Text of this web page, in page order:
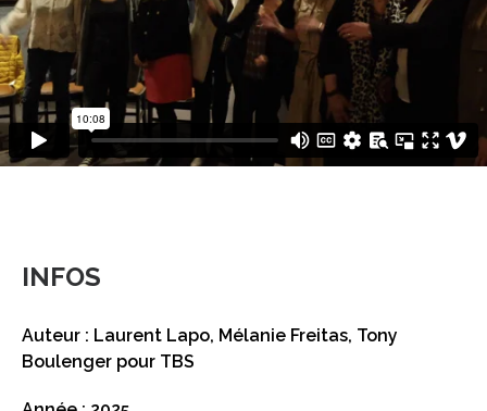
INFOS
Auteur : Laurent Lapo, Mélanie Freitas, Tony
Boulenger pour TBS